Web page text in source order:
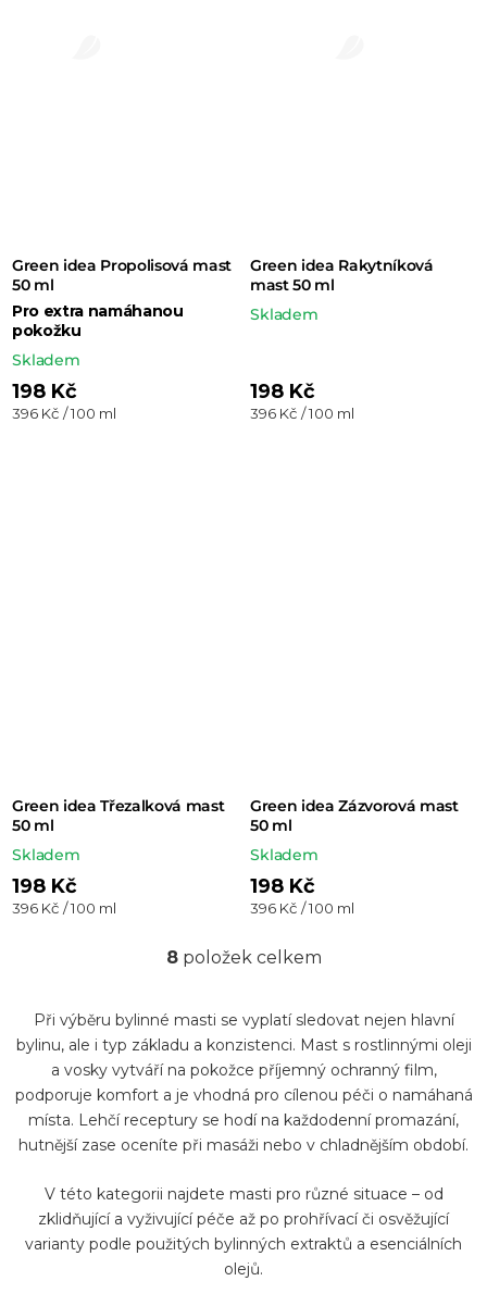
Green idea Propolisová mast
50 ml
Pro extra namáhanou
pokožku
Skladem
198 Kč
Měrná
396 Kč / 100 ml
Green idea Rakytníková
mast 50 ml
Skladem
198 Kč
Měrná
396 Kč / 100 ml
Green idea Třezalková mast
50 ml
Skladem
198 Kč
Měrná
396 Kč / 100 ml
Green idea Zázvorová mast
50 ml
Skladem
198 Kč
Měrná
396 Kč / 100 ml
O
l
á
d
a
c
í
p
r
v
8položek celkem
Při výběru bylinné masti se vyplatí sledovat nejen hlavní
bylinu, ale i typ základu a konzistenci. Mast s rostlinnými oleji
a vosky vytváří na pokožce příjemný ochranný film,
podporuje komfort a je vhodná pro cílenou péči o namáhaná
místa. Lehčí receptury se hodí na každodenní promazání,
hutnější zase oceníte při masáži nebo v chladnějším období.
V této kategorii najdete masti pro různé situace – od
zklidňující a vyživující péče až po prohřívací či osvěžující
varianty podle použitých bylinných extraktů a esenciálních
olejů.